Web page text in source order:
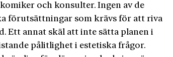
och konsulter. Ingen av de
förutsättningar som krävs för att riva
Ett annat skäl att inte sätta planen i
pålitlighet i estetiska frågor.